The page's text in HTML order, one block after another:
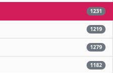
1231
1219
1279
1182